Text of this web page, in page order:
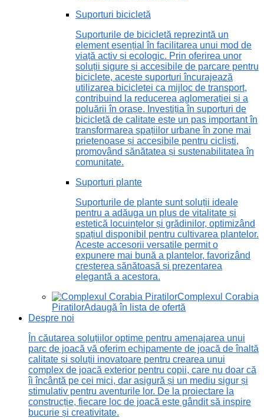
Suporturi bicicletă
Suporturile de bicicletă reprezintă un
element esențial în facilitarea unui mod de
viață activ și ecologic. Prin oferirea unor
soluții sigure și accesibile de parcare pentru
biciclete, aceste suporturi încurajează
utilizarea bicicletei ca mijloc de transport,
contribuind la reducerea aglomerației și a
poluării în orașe. Investiția în suporturi de
bicicletă de calitate este un pas important în
transformarea spațiilor urbane în zone mai
prietenoase și accesibile pentru cicliști,
promovând sănătatea și sustenabilitatea în
comunitate.
Suporturi plante
Suporturile de plante sunt soluții ideale
pentru a adăuga un plus de vitalitate și
estetică locuințelor și grădinilor, optimizând
spațiul disponibil pentru cultivarea plantelor.
Aceste accesorii versatile permit o
expunere mai bună a plantelor, favorizând
creșterea sănătoasă și prezentarea
elegantă a acestora.
Complexul Corabia
PiratilorAdaugă în lista de ofertă
Despre noi
În căutarea soluțiilor optime pentru amenajarea unui
parc de joacă vă oferim echipamente de joacă de înaltă
calitate și soluții inovatoare pentru crearea unui
complex de joacă exterior pentru copii, care nu doar că
îi încântă pe cei mici, dar asigură și un mediu sigur și
stimulativ pentru aventurile lor. De la proiectare la
construcție, fiecare loc de joacă este gândit să inspire
bucurie și creativitate.